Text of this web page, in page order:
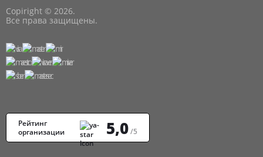
Copiright © 2026.
Все права защищены.
Рейтинг
организации
5,0/5